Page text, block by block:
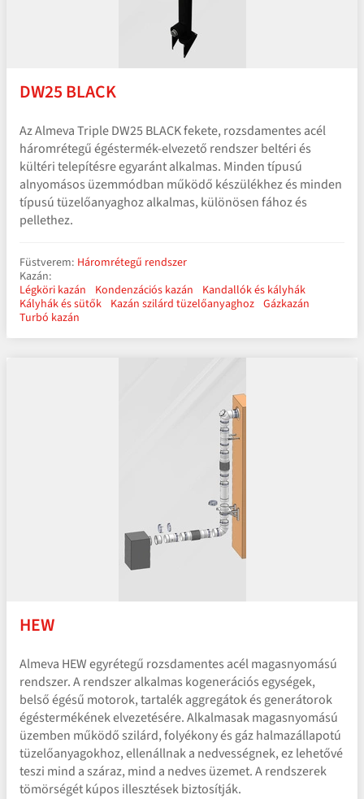
DW25 BLACK
Az Almeva Triple DW25 BLACK fekete, rozsdamentes acél
háromrétegű égéstermék-elvezető rendszer beltéri és
kültéri telepítésre egyaránt alkalmas. Minden típusú
alnyomásos üzemmódban működő készülékhez és minden
típusú tüzelőanyaghoz alkalmas, különösen fához és
pellethez.
Füstverem: Háromrétegű rendszer
Kazán:
Légköri kazán
Kondenzációs kazán
Kandallók és kályhák
Kályhák és sütők Kazán szilárd tüzelőanyaghoz Gázkazán
Turbó kazán
HEW
Almeva HEW egyrétegű rozsdamentes acél magasnyomású
rendszer. A rendszer alkalmas kogenerációs egységek,
belső égésű motorok, tartalék aggregátok és generátorok
égéstermékének elvezetésére. Alkalmasak magasnyomású
üzemben működő szilárd, folyékony és gáz halmazállapotú
tüzelőanyagokhoz, ellenállnak a nedvességnek, ez lehetővé
teszi mind a száraz, mind a nedves üzemet. A rendszerek
tömörségét kúpos illesztések biztosítják.